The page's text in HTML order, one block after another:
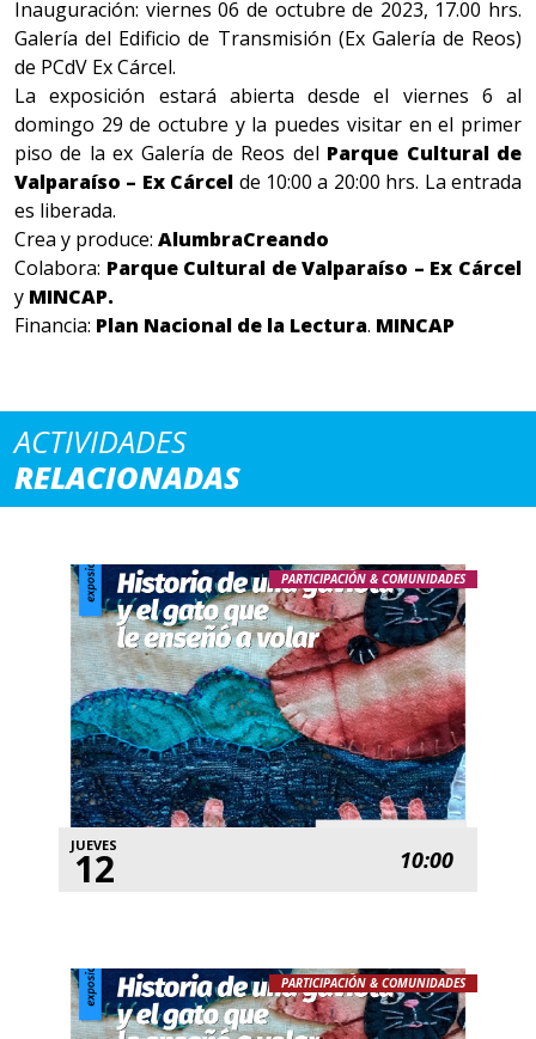
Inauguración: viernes 06 de octubre de 2023, 17.00 hrs.
Galería del Edificio de Transmisión (Ex Galería de Reos)
de PCdV Ex Cárcel.
La exposición estará abierta desde el viernes 6 al
domingo 29 de octubre y la puedes visitar en el primer
piso de la ex Galería de Reos del Parque Cultural de
Valparaíso – Ex Cárcel de 10:00 a 20:00 hrs. La entrada
es liberada.
Crea y produce: AlumbraCreando
Colabora: Parque Cultural de Valparaíso – Ex Cárcel
y MINCAP.
Financia: Plan Nacional de la Lectura. MINCAP
ACTIVIDADES
RELACIONADAS
PARTICIPACIÓN & COMUNIDADES
JUEVES
12 10:00
PARTICIPACIÓN & COMUNIDADES